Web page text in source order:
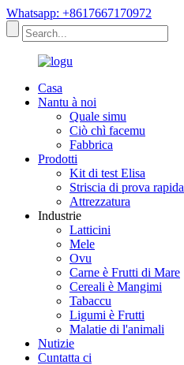
Whatsapp: +8617667170972
Casa
Nantu à noi
Quale simu
Ciò chì facemu
Fabbrica
Prodotti
Kit di test Elisa
Striscia di prova rapida
Attrezzatura
Industrie
Latticini
Mele
Ovu
Carne è Frutti di Mare
Cereali è Mangimi
Tabaccu
Ligumi è Frutti
Malatie di l'animali
Nutizie
Cuntatta ci